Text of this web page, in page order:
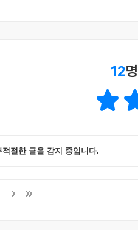
12
적절한 글을 감지 중입니다.